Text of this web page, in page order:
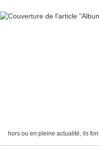
hors ou en pleine actualité, ils